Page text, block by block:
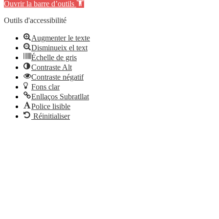
Ouvrir la barre d’outils
Outils d'accessibilité
Augmenter le texte
Disminueix el text
Échelle de gris
Contraste Alt
Contraste négatif
Fons clar
Enllaços Subratllat
Police lisible
Réinitialiser